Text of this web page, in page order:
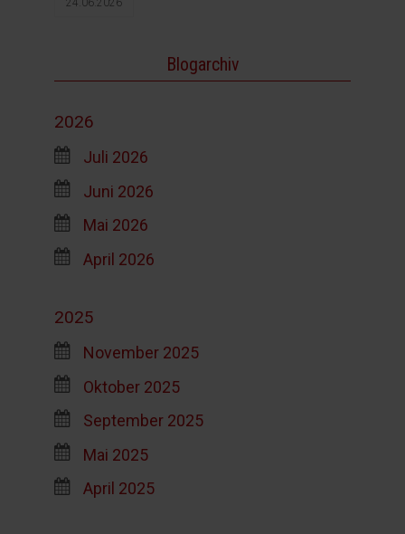
24.06.2026
Blogarchiv
2026
Juli 2026
Juni 2026
Mai 2026
April 2026
2025
November 2025
Oktober 2025
September 2025
Mai 2025
April 2025